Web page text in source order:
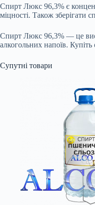
Спирт Люкс 96,3% є
міцності. Також зберігати
Спирт Люкс 96,3% — це
алкогольних напоїв.
Супутні товари